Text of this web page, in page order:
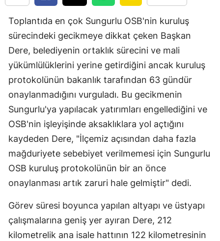
Çanakkale
Çorum
Denizli
Diyarbakır
Edirne
Elazığ
Erzincan
Erzurum
Eskişehir
Gaziantep
Giresun
Toplantıda en çok Sungurlu OSB'nin kuruluş
sürecindeki gecikmeye dikkat çeken Başkan
Dere, belediyenin ortaklık sürecini ve mali
yükümlülüklerini yerine getirdiğini ancak kuruluş
protokolünün bakanlık tarafından 63 gündür
onaylanmadığını vurguladı. Bu gecikmenin
Sungurlu'ya yapılacak yatırımları engellediğini ve
OSB'nin işleyişinde aksaklıklara yol açtığını
kaydeden Dere, "İlçemiz açısından daha fazla
mağduriyete sebebiyet verilmemesi için Sungurlu
OSB kuruluş protokolünün bir an önce
onaylanması artık zaruri hale gelmiştir" dedi.
Görev süresi boyunca yapılan altyapı ve üstyapı
çalışmalarına geniş yer ayıran Dere, 212
kilometrelik ana isale hattının 122 kilometresinin